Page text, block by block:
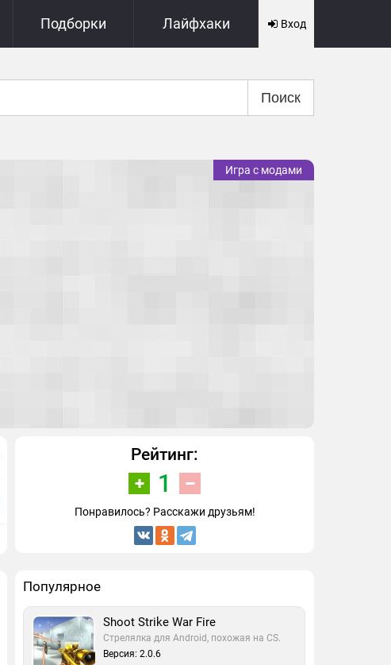
Подборки Лайфхаки Вход
Поиск
Игра с модами
Рейтинг:
1
Понравилось? Расскажи друзьям!
Популярное
Shoot Strike War Fire
Стрелялка для Android, похожая на CS.
Версия: 2.0.6